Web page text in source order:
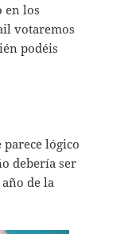
en los
votaremos
podéis
lógico
debería ser
de la